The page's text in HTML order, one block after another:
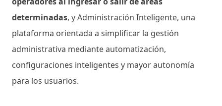
determinadas, y Administración Inteligente, una
plataforma orientada a simplificar la gestión
administrativa mediante automatización,
configuraciones inteligentes y mayor autonomía
para los usuarios.